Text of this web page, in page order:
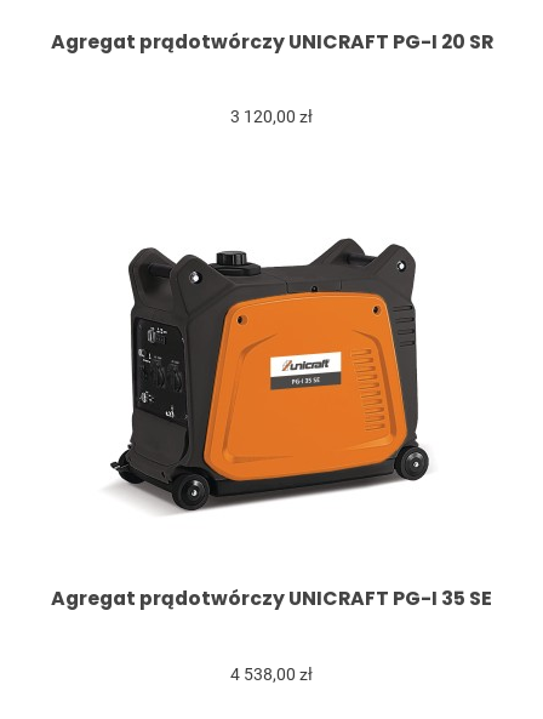
Agregat prądotwórczy UNICRAFT PG-I 20 SR
3 120,00 zł
Agregat prądotwórczy UNICRAFT PG-I 35 SE
4 538,00 zł